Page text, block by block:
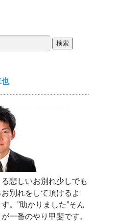
悲しいお別れ少しでも
別れをして頂けるよ
。”助かりました”そん
一番のやり甲斐です。